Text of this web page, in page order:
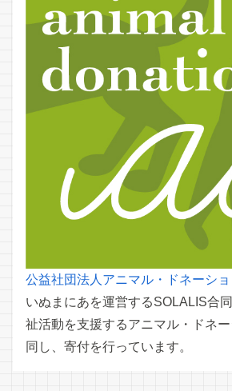
公益社団法人アニマル・ドネーショ
いぬまにあを運営するSOLALIS合
祉活動を支援するアニマル・ドネ
同し、寄付を行っています。